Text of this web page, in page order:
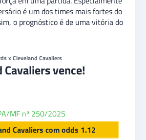
é um dos times mais fortes do
o prognóstico é de uma vitória do
x Cleveland Cavaliers
Cavaliers vence!
MF nº 250/2025
Cavaliers com odds 1.12